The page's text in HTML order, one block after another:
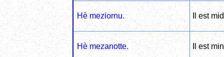
Hè meziornu. Il est
Hè mezanotte. Il est